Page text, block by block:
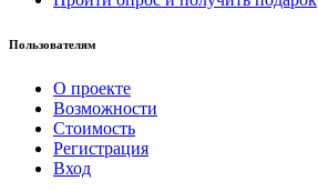
Пользователям
О проекте
Возможности
Стоимость
Регистрация
Вход